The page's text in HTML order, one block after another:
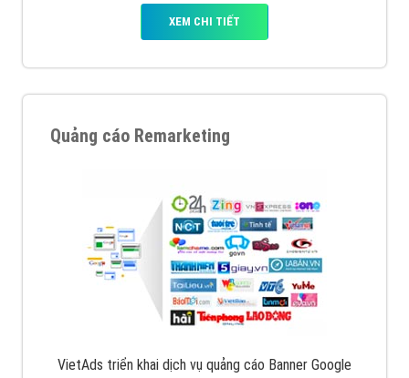
XEM CHI TIẾT
Quảng cáo Remarketing
VietAds triển khai dịch vụ quảng cáo Banner Google